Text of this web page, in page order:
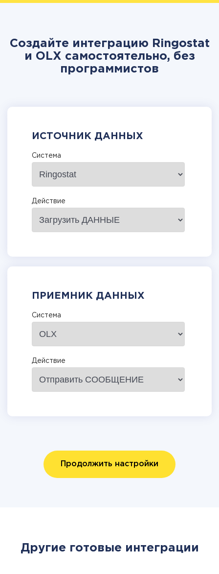
Создайте интеграцию Ringostat
и OLX самостоятельно, без
программистов
ИСТОЧНИК ДАННЫХ
Система
Действие
ПРИЕМНИК ДАННЫХ
Система
Действие
Продолжить настройки
Другие готовые интеграции